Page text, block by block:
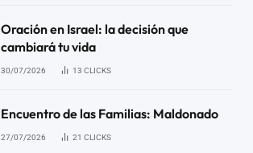
Oración en Israel: la decisión que
cambiará tu vida
30/07/2026 13 CLICKS
Encuentro de las Familias: Maldonado
27/07/2026 21 CLICKS